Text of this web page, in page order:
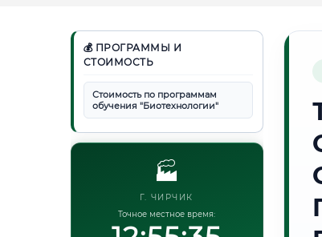
💰 ПРОГРАММЫ И
СТОИМОСТЬ
Стоимость по программам
обучения "Биотехнологии"
🏭
Г. ЧИРЧИК
Точное местное время: